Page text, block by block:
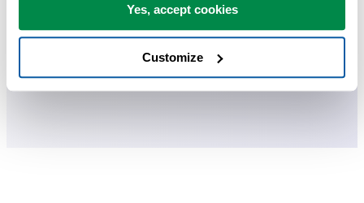
Yes, accept cookies
Customize
Muchos terminan usando ASAP Utilities a diario.
Utilizado por equipos en más de 28.500 organizaciones.